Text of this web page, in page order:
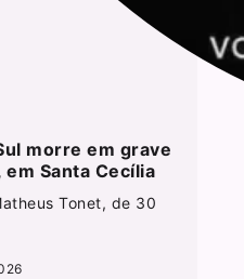
morre em grave
Santa Cecília
Tonet, de 30